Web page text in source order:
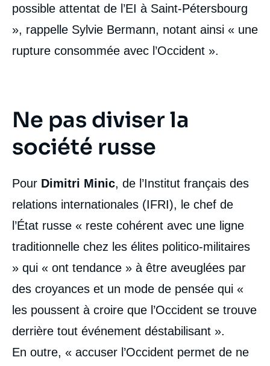
possible attentat de l’EI à Saint-Pétersbourg
», rappelle Sylvie Bermann, notant ainsi « une
rupture consommée avec l’Occident ».
Ne pas diviser la
société russe
Pour Dimitri Minic, de l’Institut français des
relations internationales (IFRI), le chef de
l’État russe « reste cohérent avec une ligne
traditionnelle chez les élites politico-militaires
» qui « ont tendance » à être aveuglées par
des croyances et un mode de pensée qui «
les poussent à croire que l’Occident se trouve
derrière tout événement déstabilisant ».
En outre, « accuser l’Occident permet de ne